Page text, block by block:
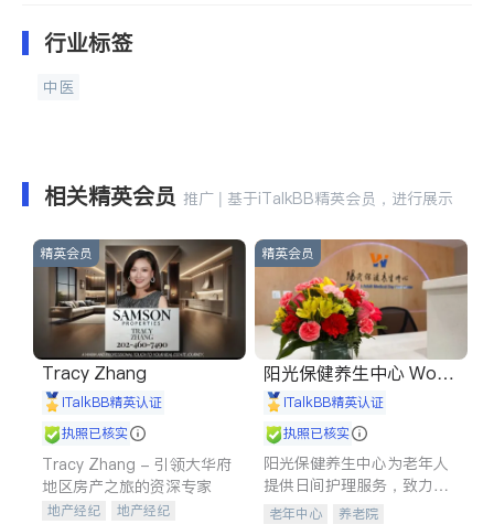
行业标签
中医
相关精英会员 推广 | 基于iTalkBB精英会员，进行展示
精英会员
Tracy Zhang
iTalkBB精英认证
执照已核实
Tracy Zhang - 引领大华府
地区房产之旅的资深专家
地产经纪
地产经纪
精英会员
阳光保健养生中心 World
shine
iTalkBB精英认证
执照已核实
阳光保健养生中心为老年人
提供日间护理服务，致力于
通过持续的护理创新来有效
老年中心 养老院